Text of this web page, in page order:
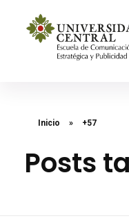
Inicio » +57
Posts